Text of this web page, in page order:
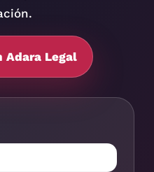
Adara Legal